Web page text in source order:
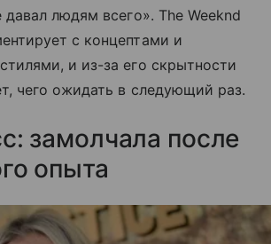
давал людям всего». The Weeknd
с концептами и
и из-за его скрытности
чего ожидать в следующий раз.
замолчала после
опыта